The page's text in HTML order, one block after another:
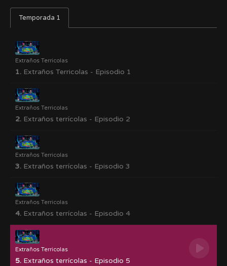
Temporada 1
Extraños Terricolas
1. Extraños Terricolas - Episodio 1
Extraños Terricolas
2. Extraños terrícolas - Episodio 2
Extraños Terricolas
3. Extraños terrícolas - Episodio 3
Extraños Terricolas
4. Extraños terrícolas - Episodio 4
Extraños Terricolas
5. Extraños terrícolas - Episodio 5